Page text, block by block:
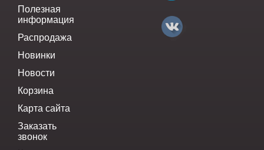
Полезная
информация
Распродажа
Новинки
Новости
Корзина
Карта сайта
Заказать
звонок